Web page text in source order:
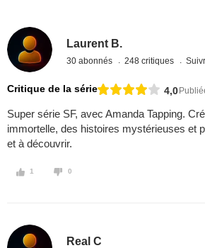
Laurent B.
30 abonnés 248 critiques
Critique de la série 4,0
Super série SF, avec Amanda Tapping.
immortelle, des histoires mystérieuses et
et à découvrir.
1 0
Real C